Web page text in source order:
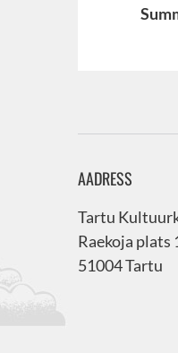
AADRESS
Tartu
Raekoja plats
51004 Tartu